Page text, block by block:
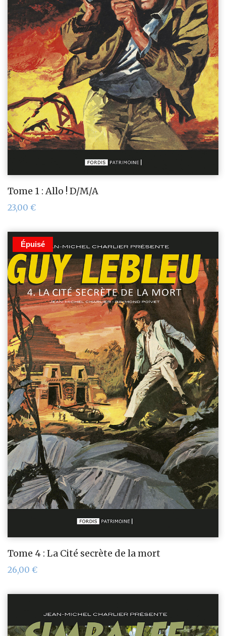
Tome 1 : Allo ! D/M/A
23,00 €
Épuisé
Tome 4 : La Cité secrète de la mort
26,00 €